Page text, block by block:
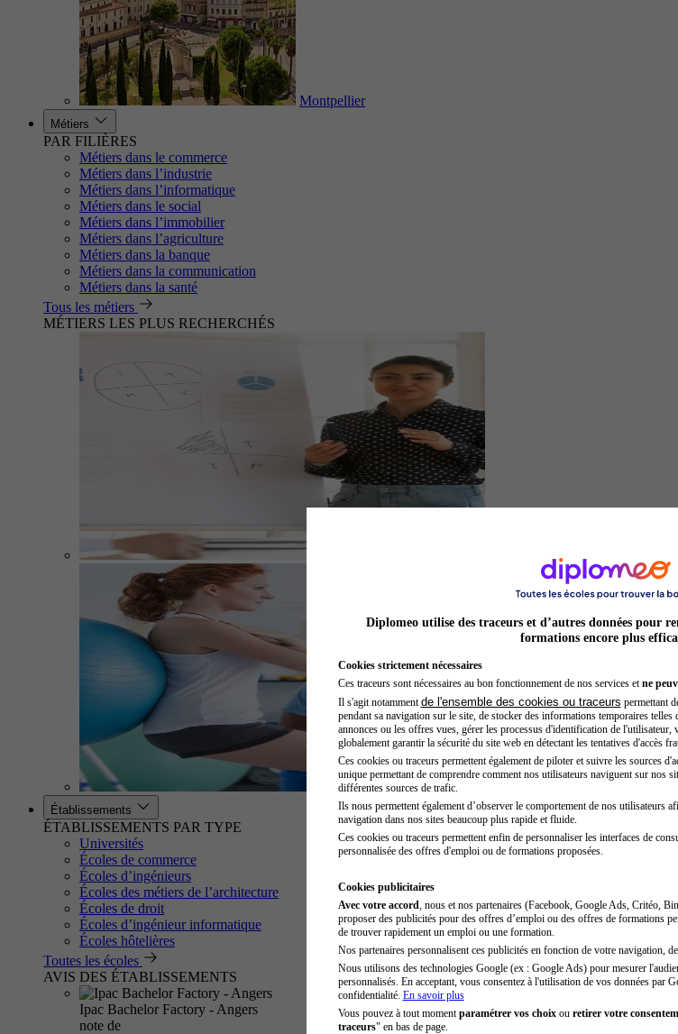
Montpellier
Métiers
PAR FILIÈRES
Métiers dans le commerce
Métiers dans l’industrie
Métiers dans l’informatique
Métiers dans le social
Métiers dans l’immobilier
Métiers dans l’agriculture
Métiers dans la banque
Métiers dans la communication
Métiers dans la santé
Tous les métiers
MÉTIERS LES PLUS RECHERCHÉS
Chef de projet
Établissements
ÉTABLISSEMENTS PAR TYPE
Universités
Écoles de commerce
Écoles d’ingénieurs
Écoles des métiers de l’architecture
Écoles de droit
Écoles d’ingénieur informatique
Écoles hôtelières
Toutes les écoles
AVIS DES ÉTABLISSEMENTS
Ipac Bachelor Factory - Angers
note de
Diplomeo utilise des traceurs et d’autres données pour
formations encore plus
Cookies strictement nécessaires
Ces traceurs sont nécessaires au bon fonctionnement de nos services et ne
Il s'agit notamment de l'ensemble des cookies ou traceurs permettant
pendant sa navigation sur le site, de stocker des informations temporaires telles
annonces ou les offres vues, gérer les processus d'identification de l'utilisateur,
globalement garantir la sécurité du site web en détectant les tentatives d'accès
Ces cookies ou traceurs permettent également de piloter et suivre les sources
unique permettant de comprendre comment nos utilisateurs naviguent sur nos
différentes sources de trafic.
Ils nous permettent également d’observer le comportement de nos utilisateurs
navigation dans nos sites beaucoup plus rapide et fluide.
Ces cookies ou traceurs permettent enfin de personnaliser les interfaces de
personnalisée des offres d'emploi ou de formations proposées.
Cookies publicitaires
Avec votre accord , nous et nos partenaires (Facebook, Google Ads, Critéo,
proposer des publicités pour des offres d’emploi ou des offres de formations
de trouver rapidement un emploi ou une formation.
Nos partenaires personnalisent ces publicités en fonction de votre navigation,
Nous utilisons des technologies Google (ex : Google Ads) pour mesurer
personnalisés. En acceptant, vous consentez à l'utilisation de vos données par
confidentialité. En savoir plus
Vous pouvez à tout moment paramétrer vos choixou retirer votre
traceurs" en bas de page.